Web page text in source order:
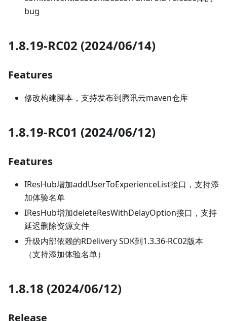
bug
1.8.19-RC02 (2024/06/14)
Features
修改构建脚本，支持发布到腾讯云maven仓库
1.8.19-RC01 (2024/06/12)
Features
IResHub增加addUserToExperienceList接口，支持添
加体验名单
IResHub增加deleteResWithDelayOption接口，支持
延迟删除资源文件
升级内部依赖的RDelivery SDK到1.3.36-RC02版本
（支持添加体验名单）
1.8.18 (2024/06/12)
Release